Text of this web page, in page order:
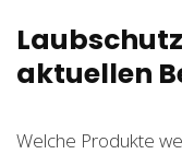
aktuellen
Welche Produkte